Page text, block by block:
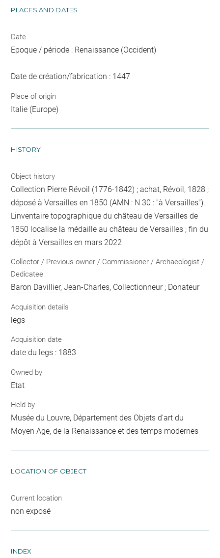
PLACES AND DATES
Date
Epoque / période : Renaissance (Occident)
Date de création/fabrication : 1447
Place of origin
Italie (Europe)
HISTORY
Object history
Collection Pierre Révoil (1776-1842) ; achat, Révoil, 1828 ;
déposé à Versailles en 1850 (AMN : N 30 : "à Versailles").
L'inventaire topographique du château de Versailles de
1850 localise la médaille au château de Versailles ; fin du
dépôt à Versailles en mars 2022
Collector / Previous owner / Commissioner / Archaeologist /
Dedicatee
Baron Davillier, Jean-Charles, Collectionneur ; Donateur
Acquisition details
legs
Acquisition date
date du legs : 1883
Owned by
Etat
Held by
Musée du Louvre, Département des Objets d'art du
Moyen Age, de la Renaissance et des temps modernes
LOCATION OF OBJECT
Current location
non exposé
INDEX